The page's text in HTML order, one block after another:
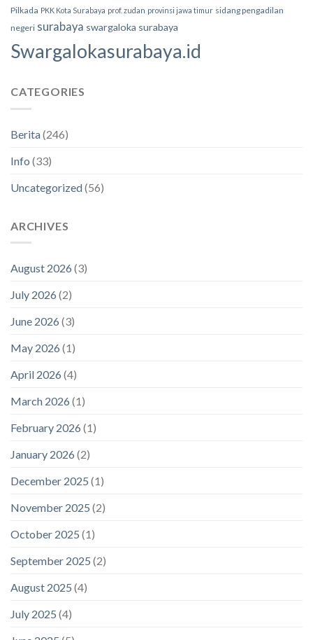
Pilkada PKK Kota Surabaya prof. zudan provinsi jawa timur sidang pengadilan
negeri surabaya swargaloka surabaya
Swargalokasurabaya.id
CATEGORIES
Berita(246)
Info (33)
Uncategorized(56)
ARCHIVES
August 2026 (3)
July 2026 (2)
June 2026 (3)
May 2026 (1)
April 2026 (4)
March 2026 (1)
February 2026 (1)
January 2026 (2)
December 2025 (1)
November 2025 (2)
October 2025 (1)
September 2025 (2)
August 2025 (4)
July 2025 (4)